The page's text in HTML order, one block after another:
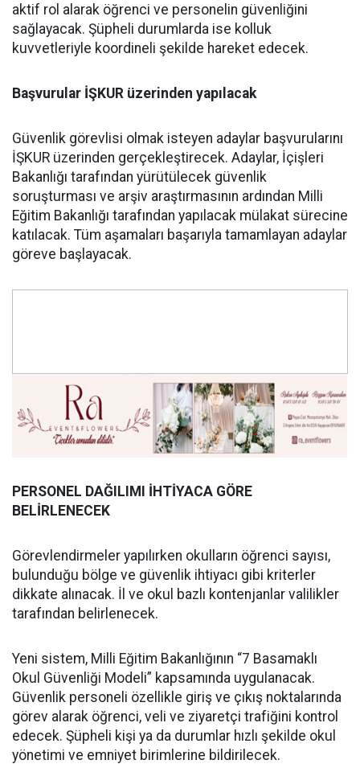
aktif rol alarak öğrenci ve personelin güvenliğini
sağlayacak. Şüpheli durumlarda ise kolluk
kuvvetleriyle koordineli şekilde hareket edecek.
Başvurular İŞKUR üzerinden yapılacak
Güvenlik görevlisi olmak isteyen adaylar başvurularını
İŞKUR üzerinden gerçekleştirecek. Adaylar, İçişleri
Bakanlığı tarafından yürütülecek güvenlik
soruşturması ve arşiv araştırmasının ardından Milli
Eğitim Bakanlığı tarafından yapılacak mülakat sürecine
katılacak. Tüm aşamaları başarıyla tamamlayan adaylar
göreve başlayacak.
PERSONEL DAĞILIMI İHTİYACA GÖRE
BELİRLENECEK
Görevlendirmeler yapılırken okulların öğrenci sayısı,
bulunduğu bölge ve güvenlik ihtiyacı gibi kriterler
dikkate alınacak. İl ve okul bazlı kontenjanlar valilikler
tarafından belirlenecek.
Yeni sistem, Milli Eğitim Bakanlığının “7 Basamaklı
Okul Güvenliği Modeli” kapsamında uygulanacak.
Güvenlik personeli özellikle giriş ve çıkış noktalarında
görev alarak öğrenci, veli ve ziyaretçi trafiğini kontrol
edecek. Şüpheli kişi ya da durumlar hızlı şekilde okul
yönetimi ve emniyet birimlerine bildirilecek.